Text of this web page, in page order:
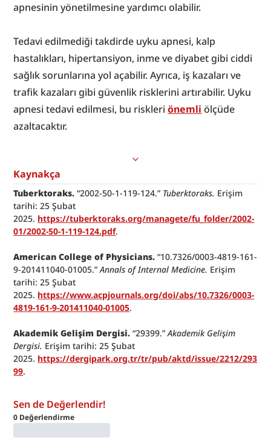
apnesinin yönetilmesine yardımcı olabilir.
Tedavi edilmediği takdirde uyku apnesi, kalp
hastalıkları, hipertansiyon, inme ve diyabet gibi ciddi
sağlık sorunlarına yol açabilir. Ayrıca, iş kazaları ve
trafik kazaları gibi güvenlik risklerini artırabilir. Uyku
apnesi tedavi edilmesi, bu riskleri önemli ölçüde
azaltacaktır.
Kaynakça
﻿Tuberktoraks. “2002-50-1-119-124.” Tuberktoraks. Erişim
tarihi: 25 Şubat
2025. https://tuberktoraks.org/managete/fu_folder/2002-
01/2002-50-1-119-124.pdf.
American College of Physicians. “10.7326/0003-4819-161-
9-201411040-01005.” Annals of Internal Medicine. Erişim
tarihi: 25 Şubat
2025. https://www.acpjournals.org/doi/abs/10.7326/0003-
4819-161-9-201411040-01005.
Akademik Gelişim Dergisi. “29399.” Akademik Gelişim
Dergisi. Erişim tarihi: 25 Şubat
2025. https://dergipark.org.tr/tr/pub/aktd/issue/2212/293
99.
Sen de Değerlendir!
0 Değerlendirme